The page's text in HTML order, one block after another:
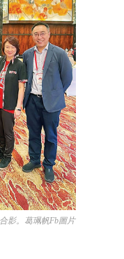
影。葛珮帆Fb圖片